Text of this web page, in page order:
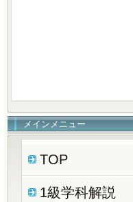
メインメニュー
TOP
1級学科解説